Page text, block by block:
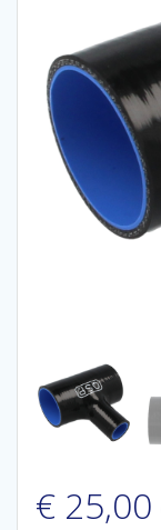
€ 25,00